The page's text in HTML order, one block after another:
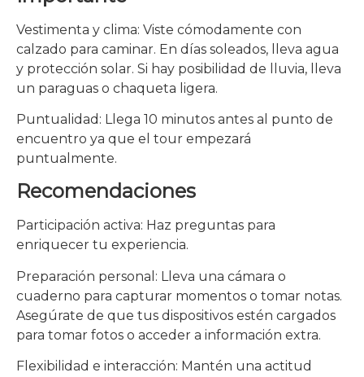
Vestimenta y clima: Viste cómodamente con
calzado para caminar. En días soleados, lleva agua
y protección solar. Si hay posibilidad de lluvia, lleva
un paraguas o chaqueta ligera.
Puntualidad: Llega 10 minutos antes al punto de
encuentro ya que el tour empezará
puntualmente.
Recomendaciones
Participación activa: Haz preguntas para
enriquecer tu experiencia.
Preparación personal: Lleva una cámara o
cuaderno para capturar momentos o tomar notas.
Asegúrate de que tus dispositivos estén cargados
para tomar fotos o acceder a información extra.
Flexibilidad e interacción: Mantén una actitud